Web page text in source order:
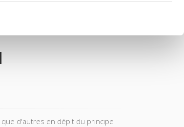
d'autres en dépit du principe